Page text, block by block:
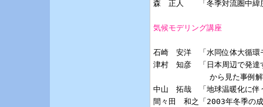
森　正人　　「冬季対流圏中
気候モデリング講座
石崎　安洋　「水同位体大循
津村　知彦　「日本周辺で発
から見た事例
中山　拓哉　「地球温暖化に
間々田　和之「2003年冬季の